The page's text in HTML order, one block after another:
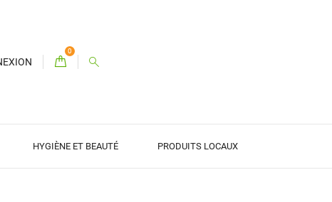
0
HYGIÈNE ET BEAUTÉ PRODUITS LOCAUX